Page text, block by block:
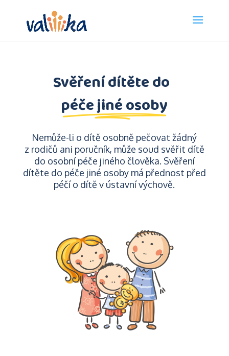
Svěření dítěte do
péče jiné osoby
Nemůže-li o dítě osobně pečovat žádný
z rodičů ani poručník, může soud svěřit dítě
do osobní péče jiného člověka. Svěření
dítěte do péče jiné osoby má přednost před
péčí o dítě v ústavní výchově.